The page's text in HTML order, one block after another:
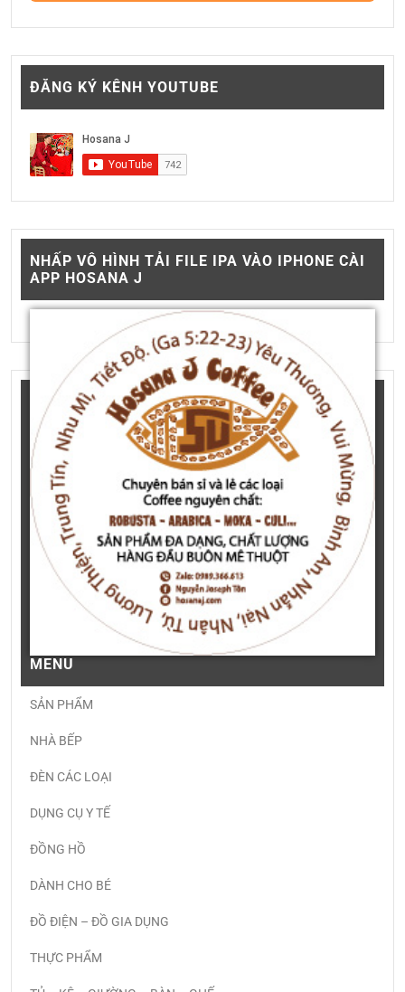
ĐĂNG KÝ KÊNH YOUTUBE
NHẤP VÔ HÌNH TẢI FILE IPA VÀO IPHONE CÀI
APP HOSANA J
MENU
SẢN PHẨM
NHÀ BẾP
ĐÈN CÁC LOẠI
DỤNG CỤ Y TẾ
ĐỒNG HỒ
DÀNH CHO BÉ
ĐỒ ĐIỆN – ĐỒ GIA DỤNG
THỰC PHẨM